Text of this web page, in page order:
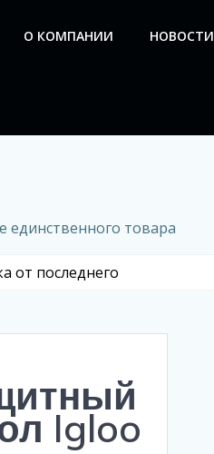
О КОМПАНИИ НОВОСТИ
единственного товара
Igloo